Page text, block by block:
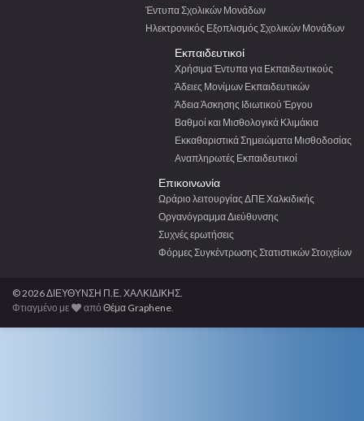
Έντυπα Σχολικών Μονάδων
Ηλεκτρονικός Εξοπλισμός Σχολικών Μονάδων
Εκπαιδευτικοί
Χρήσιμα Έντυπα για Εκπαιδευτικούς
Άδειες Μονίμων Εκπαιδευτικών
Άδεια Άσκησης Ιδιωτικού Έργου
Βαθμοί και Μισθολογικά Κλιμάκια
Εκκαθαριστικά Σημειώματα Μισθοδοσίας
Αναπληρωτές Εκπαιδευτικοί
Επικοινωνία
Ωράριο λειτουργίας ΔΠΕ Χαλκιδικής
Οργανόγραμμα Διεύθυνσης
Συχνές ερωτήσεις
Φόρμες Συγκέντρωσης Στατιστικών Στοιχείων
© 2026 ΔΙΕΥΘΥΝΣΗ Π.Ε. ΧΑΛΚΙΔΙΚΗΣ.
Φτιαγμένο με
απόΘέμα Graphene